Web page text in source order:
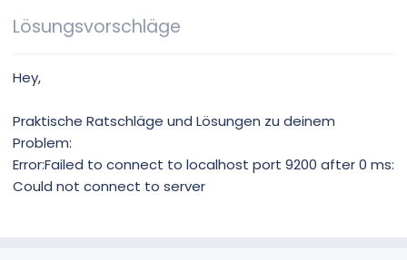
Lösungsvorschläge
Hey,
Praktische Ratschläge und Lösungen zu deinem
Problem:
Error:Failed to connect to localhost port 9200 after 0 ms:
Could not connect to server